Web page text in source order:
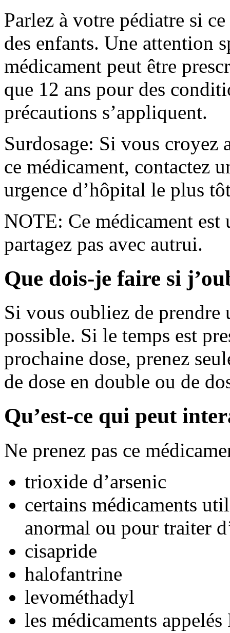
Parlez à votre pédiatre si
des enfants. Une attention
médicament peut être
que 12 ans pour des
précautions s’appliquent.
Surdosage: Si vous croyez
ce médicament, contactez
urgence d’hôpital le plus
NOTE: Ce médicament
partagez pas avec autrui.
Que dois-je faire si
Si vous oubliez de prendre
possible. Si le temps est
prochaine dose, prenez
de dose en double ou de
Qu’est-ce qui peut
Ne prenez pas ce
trioxide d’arsenic
certains médicaments
anormal ou pour traiter
cisapride
halofantrine
levométhadyl
les médicaments